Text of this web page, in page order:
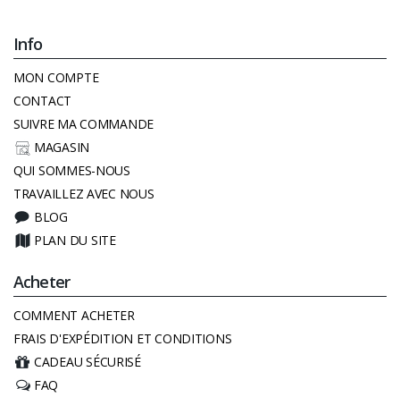
Info
MON COMPTE
CONTACT
SUIVRE MA COMMANDE
MAGASIN
QUI SOMMES-NOUS
TRAVAILLEZ AVEC NOUS
BLOG
PLAN DU SITE
Acheter
COMMENT ACHETER
FRAIS D'EXPÉDITION ET CONDITIONS
CADEAU SÉCURISÉ
FAQ